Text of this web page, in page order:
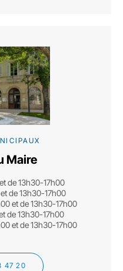
Maire
de 13h30-17h00
de 13h30-17h00
et de 13h30-17h00
de 13h30-17h00
et de 13h30-17h00
47 20